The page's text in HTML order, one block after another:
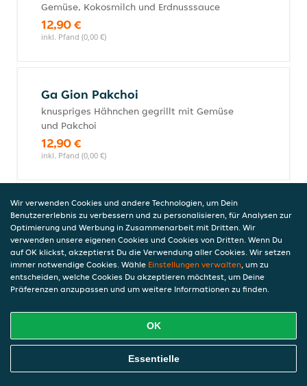
Gemüse, Kokosmilch und Erdnusssauce
12,90 €
inkl. Pfand (0,00 €)
Ga Gion Pakchoi
knuspriges Hähnchen gegrillt mit Gemüse
und Pakchoi
12,90 €
inkl. Pfand (0,00 €)
Ga Don Curry Vang (leicht scharf)
knuspriges Hähnchen gegrillt mit frischem
Gemüse, Kokosmilch und gelbem Curry
12,90 €
inkl. Pfand (0,00 €)
Entenfleisch - Gerichte
Alle Gerichte werden mit Reis serviert.
Online Essen Bestellen
Wir verwenden Cookies und andere Technologien, um Dein
Benutzererlebnis zu verbessern und zu personalisieren, für Analysen zur
Optimierung und Werbung in Zusammenarbeit mit Dritten. Wir
verwenden unsere eigenen Cookies und Cookies von Dritten. Wenn Du
auf OK klickst, akzeptierst Du die Verwendung aller Cookies. Wir setzen
immer notwendige Cookies. Wähle Einstellungen verwalten, um zu
entscheiden, welche Cookies Du akzeptieren möchtest, um Deine
Präferenzen anzupassen und um weitere Informationen zu finden.
OK
Essentielle